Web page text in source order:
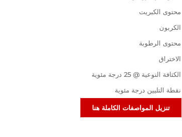
محتوى الكبريت
الكربون
محتوى الرطوبة
الاختراق
الكثافة النوعية @ 25 درجة مئوية
نقطة التليين درجة مئوية
تنزيل المواصفات الكاملة هنا